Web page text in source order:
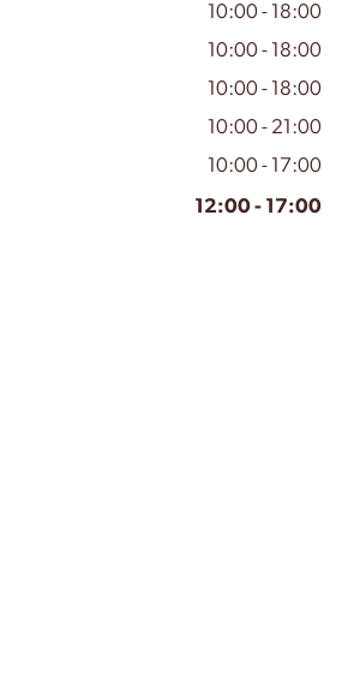
10:00 - 18:00
10:00 - 18:00
10:00 - 18:00
10:00 - 21:00
10:00 - 17:00
12:00 - 17:00